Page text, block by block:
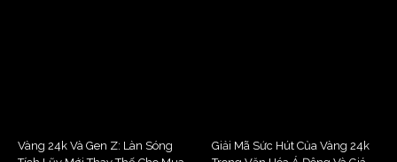
Vàng 24k Và Gen Z: Làn Sóng
Giải Mã Sức Hút Của Vàng 24k